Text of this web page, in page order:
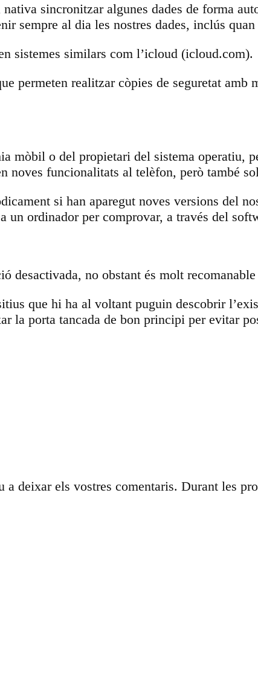
sincronitzar algunes dades de forma
sempre al dia les nostres dades, inclús
sistemes similars com l’icloud (icloud.com).
permeten realitzar còpies de seguretat amb
mòbil o del propietari del sistema operatiu,
noves funcionalitats al telèfon, però també
si han aparegut noves versions del
ordinador per comprovar, a través del
desactivada, no obstant és molt
que hi ha al voltant puguin descobrir
la porta tancada de bon principi per evitar
deixar els vostres comentaris. Durant les